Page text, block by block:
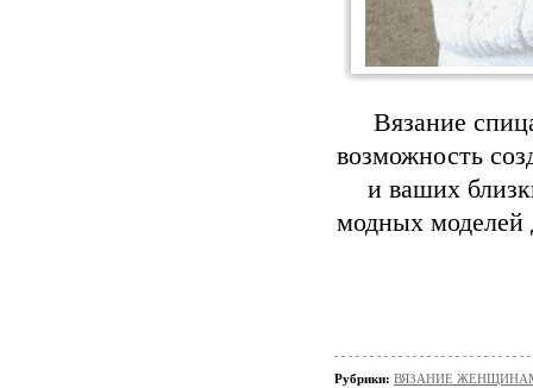
Вязание
возможность
и ваших
модных моделей
Рубрики: ВЯЗАНИЕ ЖЕНЩИНАМ/